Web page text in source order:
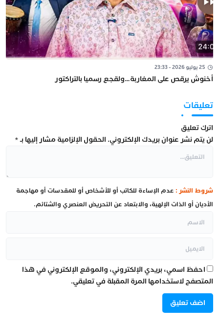
25 يوليو 2026 - 23:33
أخنوش يرقص على المغاربة…ولقجع رسميا بالتراكتور
تعليقات
اترك تعليق
لن يتم نشر عنوان بريدك الإلكتروني. الحقول الإلزامية مشار إليها بـ*
شروط النشر : عدم الإساءة للكاتب أو للأشخاص أو للمقدسات أو مهاجمة
الأديان أو الذات الإلهية، والابتعاد عن التحريض العنصري والشتائم.
احفظ اسمي، بريدي الإلكتروني، والموقع الإلكتروني في هذا
المتصفح لاستخدامها المرة المقبلة في تعليقي.